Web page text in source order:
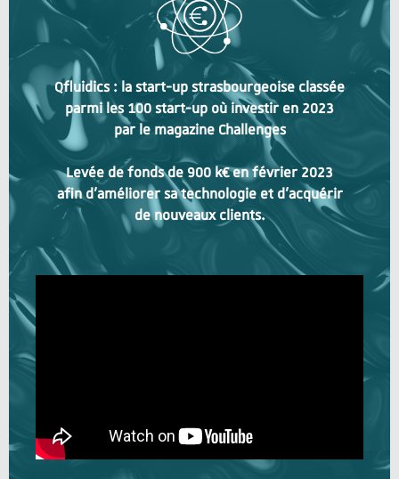
Qfluidics : la start-up strasbourgeoise classée
parmi les 100 start-up où investir en 2023
par le magazine Challenges
Levée de fonds de 900 k€ en février 2023
afin d'améliorer sa technologie et d’acquérir
de nouveaux clients.